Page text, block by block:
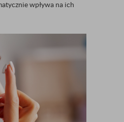
wpływa na ich